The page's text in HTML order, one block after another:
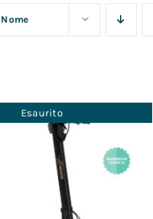
Nome
Esaurito